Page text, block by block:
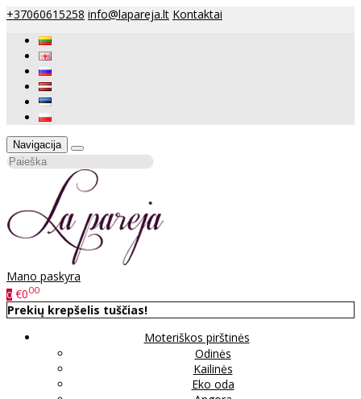
+37060615258 info@lapareja.lt Kontaktai
Navigacija
Mano paskyra
0 €000
Prekių krepšelis tuščias!
Moteriškos pirštinės
Odinės
Kailinės
Eko oda